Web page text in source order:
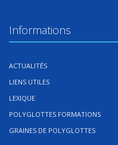
Informations
ACTUALITÉS
LIENS UTILES
LEXIQUE
POLYGLOTTES FORMATIONS
GRAINES DE POLYGLOTTES